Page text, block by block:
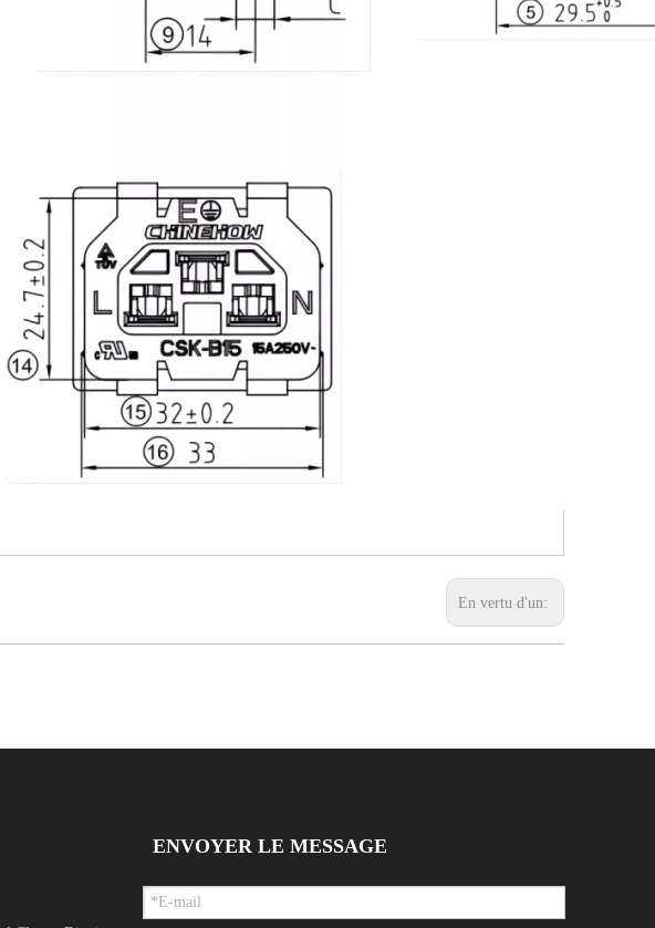
En vertu d'un:
ENVOYER LE MESSAGE